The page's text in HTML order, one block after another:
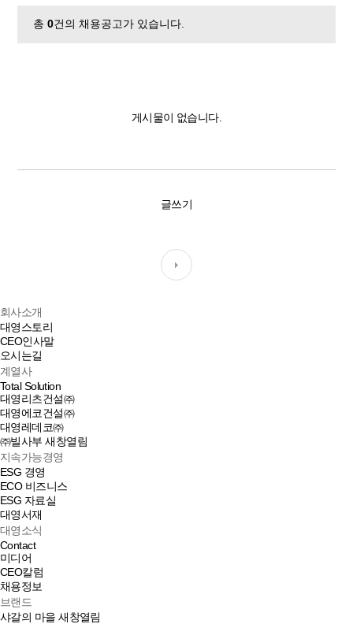
총0건의 채용공고가 있습니다.
게시물이 없습니다.
글쓰기
회사소개
대영스토리
CEO인사말
오시는길
계열사
Total Solution
대영리츠건설㈜
대영에코건설㈜
대영레데코㈜
㈜빌사부새창열림
지속가능경영
ESG 경영
ECO 비즈니스
ESG 자료실
대영서재
대영소식
Contact
미디어
CEO칼럼
채용정보
브랜드
샤갈의 마을새창열림